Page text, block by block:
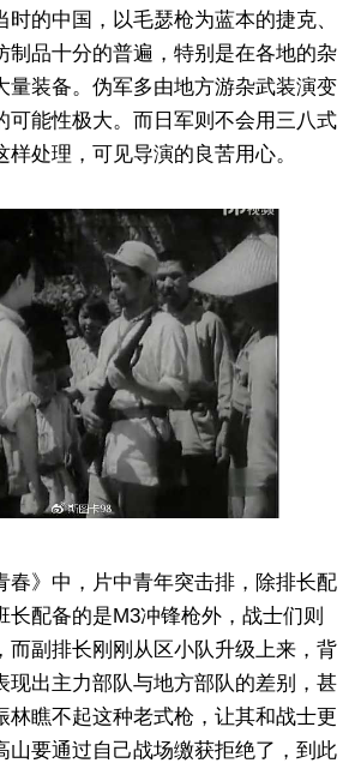
时的中国，以毛瑟枪为蓝本的捷克、
制品十分的普遍，特别是在各地的杂
量装备。伪军多由地方游杂武装演变
可能性极大。而日军则不会用三八式
样处理，可见导演的良苦用心。
春》中，片中青年突击排，除排长配
长配备的是M3冲锋枪外，战士们则
而副排长刚刚从区小队升级上来，背
现出主力部队与地方部队的差别，甚
林瞧不起这种老式枪，让其和战士更
山要通过自己战场缴获拒绝了，到此